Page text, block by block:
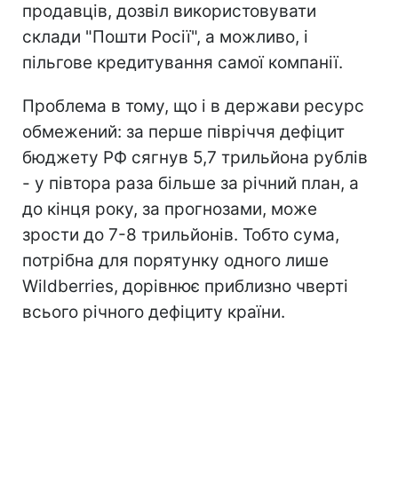
продавців, дозвіл використовувати
склади "Пошти Росії", а можливо, і
пільгове кредитування самої компанії.
Проблема в тому, що і в держави ресурс
обмежений: за перше півріччя дефіцит
бюджету РФ сягнув 5,7 трильйона рублів
- у півтора раза більше за річний план, а
до кінця року, за прогнозами, може
зрости до 7-8 трильйонів. Тобто сума,
потрібна для порятунку одного лише
Wildberries, дорівнює приблизно чверті
всього річного дефіциту країни.